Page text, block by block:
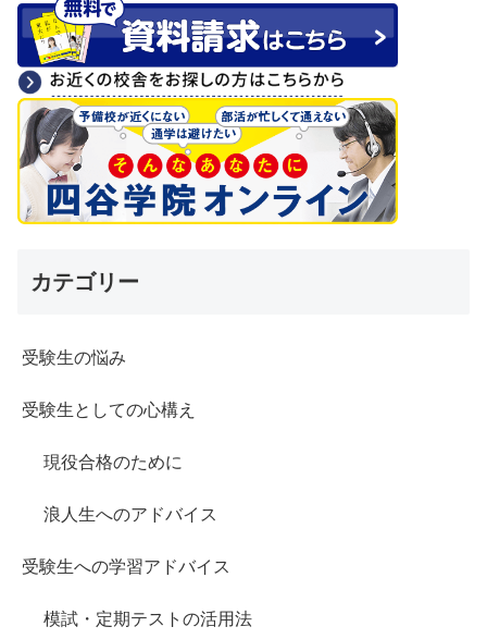
カテゴリー
受験生の悩み
受験生としての心構え
現役合格のために
浪人生へのアドバイス
受験生への学習アドバイス
模試・定期テストの活用法